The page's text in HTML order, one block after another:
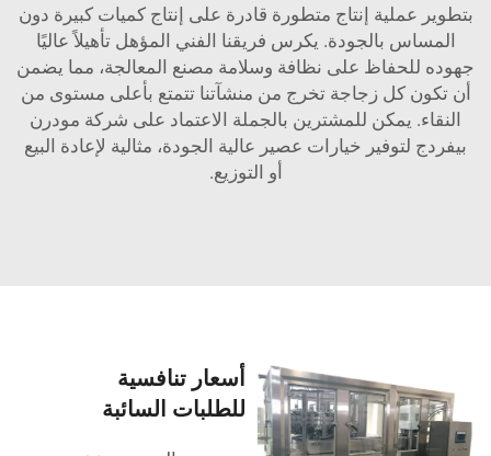
بتطوير عملية إنتاج متطورة قادرة على إنتاج كميات كبيرة دون
المساس بالجودة. يكرس فريقنا الفني المؤهل تأهيلاً عاليًا
جهوده للحفاظ على نظافة وسلامة مصنع المعالجة، مما يضمن
أن تكون كل زجاجة تخرج من منشآتنا تتمتع بأعلى مستوى من
النقاء. يمكن للمشترين بالجملة الاعتماد على شركة مودرن
بيفردج لتوفير خيارات عصير عالية الجودة، مثالية لإعادة البيع
أو التوزيع.
أسعار تنافسية
للطلبات السائبة